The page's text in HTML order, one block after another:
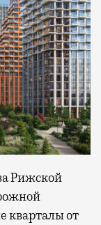
Рижской
кварталы от